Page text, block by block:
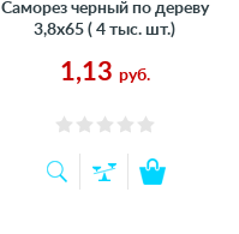
Саморез черный по дереву
3,8х65 ( 4 тыс. шт.)
1,13 руб.